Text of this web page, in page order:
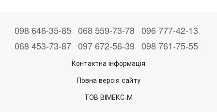
098 646-35-85 068 559-73-78 096 777-42-13
068 453-73-87 097 672-56-39 098 761-75-55
Контактна інформація
Повна версія сайту
ТОВ ВІМЕКС-М